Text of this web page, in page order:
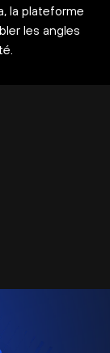
la plateforme
les angles